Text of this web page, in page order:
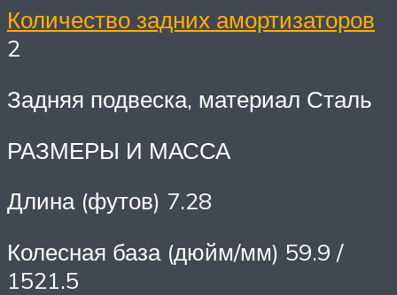
Количество задних амортизаторов
2
Задняя подвеска, материал Сталь
РАЗМЕРЫ И МАССА
Длина (футов) 7.28
Колесная база (дюйм/мм) 59.9 /
1521.5